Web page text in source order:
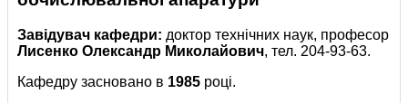
Завідувач кафедри: доктор технічних наук, професор
Лисенко Олександр Миколайович, тел. 204-93-63.
Кафедру засновано в 1985 році.